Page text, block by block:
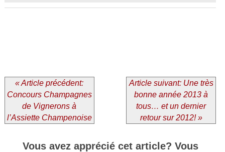
« Article précédent:
Concours Champagnes
de Vignerons à
l’Assiette Champenoise
Article suivant: Une très
bonne année 2013 à
tous… et un dernier
retour sur 2012! »
Vous avez apprécié cet article? Vous